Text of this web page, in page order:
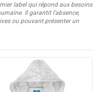
label qui répond aux besoins
Il garantit l’absence,
ou pouvant présenter un
30% bambou
Bleu Marine, Bleu Canard,
Gris Anthracite
m²